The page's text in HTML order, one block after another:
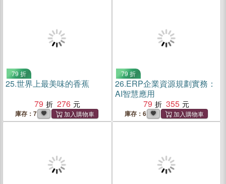
79 折
25.世界上最美味的香蕉
79
276
庫存：7
79 折
26.ERP企業資源規劃實務：
AI智慧應用
79
355
庫存：6